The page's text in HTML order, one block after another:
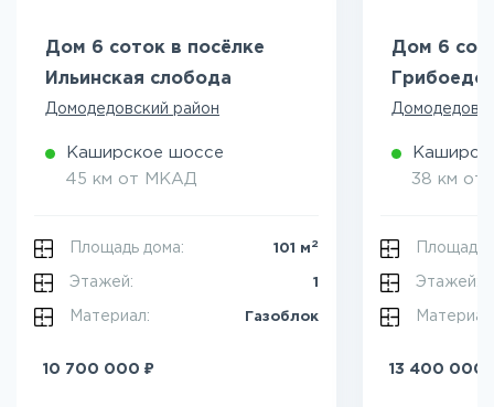
Дом 6 соток в посёлке
Ильинская слобода
Домодедовский район
Каширское шоссе
45 км от МКАД
Площадь дома: 101 м 2
Этажей: 1
Материал: Газоблок
10 700 000 ₽
Дом 6
38 км
Площадь
Этажей:
13 400 000